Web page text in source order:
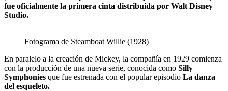
fue oficialmente la primera cinta distribuida por Walt Disney
Studio.
Fotograma de Steamboat Willie (1928)
En paralelo a la creación de Mickey, la compañía en 1929 comienza
con la producción de una nueva serie, conocida como Silly
Symphonies que fue estrenada con el popular episodio La danza
del esqueleto.